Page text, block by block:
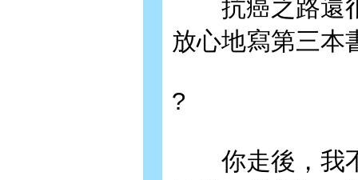
抗癌之路還很
放心地寫第三本
?
你走後，我不